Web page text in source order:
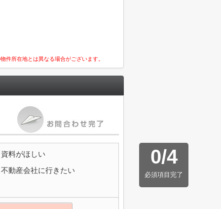
件所在地とは異なる場合がございます。
0/4
必須項目完了
資料がほしい
不動産会社に行きたい